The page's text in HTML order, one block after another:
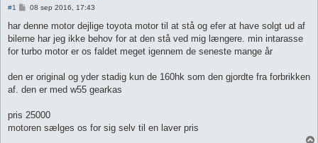
#1
d
æ
g
08 sep 2016, 17:43
har denne motor dejlige toyota motor til at stå og efer at have solgt ud af
bilerne har jeg ikke behov for at den stå ved mig længere. min intarasse
for turbo motor er os faldet meget igennem de seneste mange år
den er original og yder stadig kun de 160hk som den gjordte fra forbrikken
af. den er med w55 gearkas
pris 25000
motoren sælges os for sig selv til en laver pris